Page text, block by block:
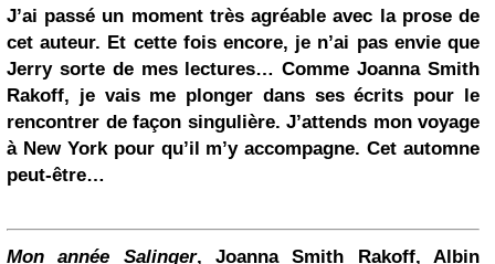
J’ai passé un moment très agréable avec la prose de
cet auteur. Et cette fois encore, je n’ai pas envie que
Jerry sorte de mes lectures… Comme Joanna Smith
Rakoff, je vais me plonger dans ses écrits pour le
rencontrer de façon singulière. J’attends mon voyage
à New York pour qu’il m’y accompagne. Cet automne
peut-être…
Mon année Salinger, Joanna Smith Rakoff, Albin